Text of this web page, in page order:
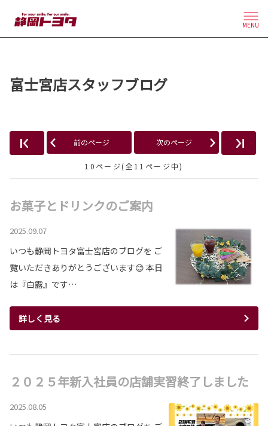
MENU
富士宮店スタッフブログ
前のページ 次のページ
10ページ(全11ページ中)
お菓子とドリンクのご案内
2025.09.07
いつも静岡トヨタ富士宮店のブログを ご
覧いただきありがとうございます😊 本日
は『白露』です…
詳しく見る
２０２５年新入社員の店舗実習終了しました
2025.08.05